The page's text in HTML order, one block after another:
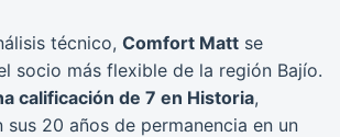
técnico, Comfort Matt se
socio más flexible de la región Bajío.
calificación de 7 en Historia,
sus 20 años de permanencia en un